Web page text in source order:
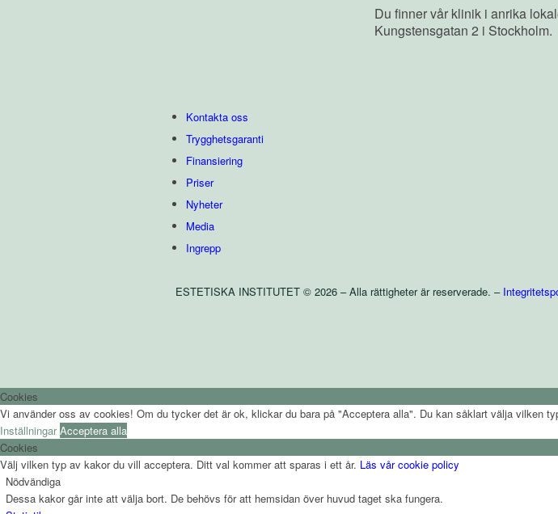
Du finner vår klinik i anrika
Kungstensgatan 2 i Stockholm.
Kontakta oss
Trygghetsgaranti
Finansiering
Priser
Nyheter
Media
Ingrepp
ESTETISKA INSTITUTET © 2026 – Alla rättigheter är reserverade. –
Cookies
Vi använder oss av cookies! Om du tycker det är ok, klickar du bara på "Acceptera alla". Du kan såklart välja vilken
InställningarAcceptera alla
Cookies
Välj vilken typ av kakor du vill acceptera. Ditt val kommer att sparas i ett år. Läs vår cookie policy
Nödvändiga
Dessa kakor går inte att välja bort. De behövs för att hemsidan över huvud taget ska fungera.